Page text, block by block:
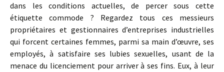
dans les conditions actuelles, de percer sous cette
étiquette commode ? Regardez tous ces messieurs
propriétaires et gestionnaires d’entreprises industrielles
qui forcent certaines femmes, parmi sa main d’œuvre, ses
employés, à satisfaire ses lubies sexuelles, usant de la
menace du licenciement pour arriver à ses fins. Eux, à leur